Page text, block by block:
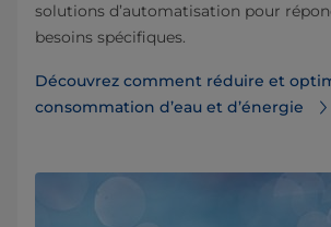
solutions d’automatisation pour
besoins spécifiques.
Découvrez comment réduire et
consommation d’eau et d’énergie